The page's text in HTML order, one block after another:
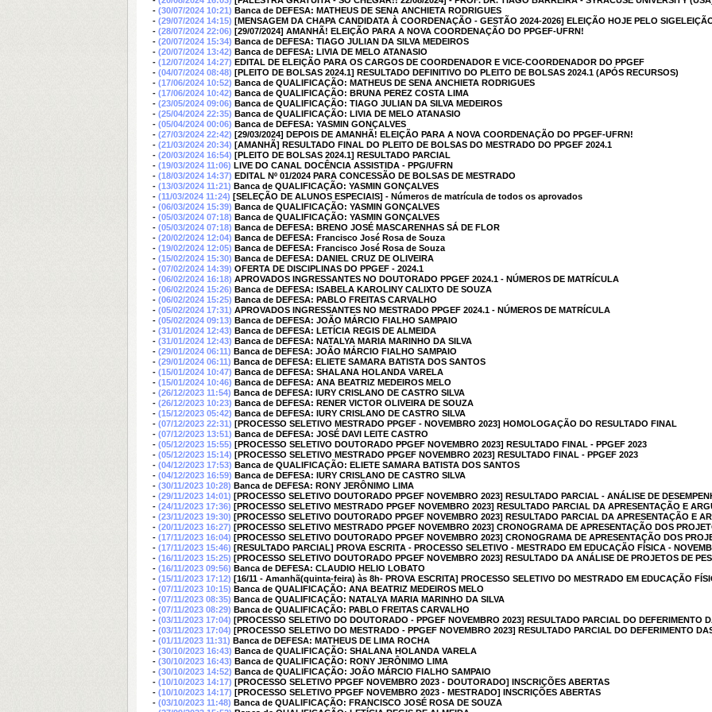
- (30/07/2024 10:21) Banca de DEFESA: MATHEUS DE SENA ANCHIETA RODRIGUES
- (29/07/2024 14:15) [MENSAGEM DA CHAPA CANDIDATA À COORDENAÇÃO - GESTÃO 2024-2026] ELEIÇÃO HOJE PELO
- (28/07/2024 22:06) [29/07/2024] AMANHÃ! ELEIÇÃO PARA A NOVA COORDENAÇÃO DO PPGEF-UFRN!
- (20/07/2024 15:34) Banca de DEFESA: TIAGO JULIAN DA SILVA MEDEIROS
- (20/07/2024 13:42) Banca de DEFESA: LIVIA DE MELO ATANASIO
- (12/07/2024 14:27) EDITAL DE ELEIÇÃO PARA OS CARGOS DE COORDENADOR E VICE-COORDENADOR DO PPGEF
- (04/07/2024 08:48) [PLEITO DE BOLSAS 2024.1] RESULTADO DEFINITIVO DO PLEITO DE BOLSAS 2024.1 (APÓS RECURSOS)
- (17/06/2024 10:52) Banca de QUALIFICAÇÃO: MATHEUS DE SENA ANCHIETA RODRIGUES
- (17/06/2024 10:42) Banca de QUALIFICAÇÃO: BRUNA PEREZ COSTA LIMA
- (23/05/2024 09:06) Banca de QUALIFICAÇÃO: TIAGO JULIAN DA SILVA MEDEIROS
- (25/04/2024 22:35) Banca de QUALIFICAÇÃO: LIVIA DE MELO ATANASIO
- (05/04/2024 00:06) Banca de DEFESA: YASMIN GONÇALVES
- (27/03/2024 22:42) [29/03/2024] DEPOIS DE AMANHÃ! ELEIÇÃO PARA A NOVA COORDENAÇÃO DO PPGEF-UFRN!
- (21/03/2024 20:34) [AMANHÃ] RESULTADO FINAL DO PLEITO DE BOLSAS DO MESTRADO DO PPGEF 2024.1
- (20/03/2024 16:54) [PLEITO DE BOLSAS 2024.1] RESULTADO PARCIAL
- (19/03/2024 11:06) LIVE DO CANAL DOCÊNCIA ASSISTIDA - PPG/UFRN
- (18/03/2024 14:37) EDITAL Nº 01/2024 PARA CONCESSÃO DE BOLSAS DE MESTRADO
- (13/03/2024 11:21) Banca de QUALIFICAÇÃO: YASMIN GONÇALVES
- (11/03/2024 11:24) [SELEÇÃO DE ALUNOS ESPECIAIS] - Números de matrícula de todos os aprovados
- (06/03/2024 15:39) Banca de QUALIFICAÇÃO: YASMIN GONÇALVES
- (05/03/2024 07:18) Banca de QUALIFICAÇÃO: YASMIN GONÇALVES
- (05/03/2024 07:18) Banca de DEFESA: BRENO JOSÉ MASCARENHAS SÁ DE FLOR
- (20/02/2024 12:04) Banca de DEFESA: Francisco José Rosa de Souza
- (19/02/2024 12:05) Banca de DEFESA: Francisco José Rosa de Souza
- (15/02/2024 15:30) Banca de DEFESA: DANIEL CRUZ DE OLIVEIRA
- (07/02/2024 14:39) OFERTA DE DISCIPLINAS DO PPGEF - 2024.1
- (06/02/2024 16:18) APROVADOS INGRESSANTES NO DOUTORADO PPGEF 2024.1 - NÚMEROS DE MATRÍCULA
- (06/02/2024 15:26) Banca de DEFESA: ISABELA KAROLINY CALIXTO DE SOUZA
- (06/02/2024 15:25) Banca de DEFESA: PABLO FREITAS CARVALHO
- (05/02/2024 17:31) APROVADOS INGRESSANTES NO MESTRADO PPGEF 2024.1 - NÚMEROS DE MATRÍCULA
- (05/02/2024 09:13) Banca de DEFESA: JOÃO MÁRCIO FIALHO SAMPAIO
- (31/01/2024 12:43) Banca de DEFESA: LETÍCIA REGIS DE ALMEIDA
- (31/01/2024 12:43) Banca de DEFESA: NATALYA MARIA MARINHO DA SILVA
- (29/01/2024 06:11) Banca de DEFESA: JOÃO MÁRCIO FIALHO SAMPAIO
- (29/01/2024 06:11) Banca de DEFESA: ELIETE SAMARA BATISTA DOS SANTOS
- (15/01/2024 10:47) Banca de DEFESA: SHALANA HOLANDA VARELA
- (15/01/2024 10:46) Banca de DEFESA: ANA BEATRIZ MEDEIROS MELO
- (26/12/2023 11:54) Banca de DEFESA: IURY CRISLANO DE CASTRO SILVA
- (26/12/2023 10:23) Banca de DEFESA: RENER VICTOR OLIVEIRA DE SOUZA
- (15/12/2023 05:42) Banca de DEFESA: IURY CRISLANO DE CASTRO SILVA
- (07/12/2023 22:31) [PROCESSO SELETIVO MESTRADO PPGEF - NOVEMBRO 2023] HOMOLOGAÇÃO DO RESULTADO FINAL
- (07/12/2023 13:51) Banca de DEFESA: JOSÉ DAVI LEITE CASTRO
- (05/12/2023 15:55) [PROCESSO SELETIVO DOUTORADO PPGEF NOVEMBRO 2023] RESULTADO FINAL - PPGEF 2023
- (05/12/2023 15:14) [PROCESSO SELETIVO MESTRADO PPGEF NOVEMBRO 2023] RESULTADO FINAL - PPGEF 2023
- (04/12/2023 17:53) Banca de QUALIFICAÇÃO: ELIETE SAMARA BATISTA DOS SANTOS
- (04/12/2023 16:59) Banca de DEFESA: IURY CRISLANO DE CASTRO SILVA
- (30/11/2023 10:28) Banca de DEFESA: RONY JERÔNIMO LIMA
- (29/11/2023 14:01) [PROCESSO SELETIVO DOUTORADO PPGEF NOVEMBRO 2023] RESULTADO PARCIAL - ANÁLISE DE
- (24/11/2023 17:36) [PROCESSO SELETIVO MESTRADO PPGEF NOVEMBRO 2023] RESULTADO PARCIAL DA APRESENTAÇÃO E
- (23/11/2023 19:30) [PROCESSO SELETIVO DOUTORADO PPGEF NOVEMBRO 2023] RESULTADO PARCIAL DA APRESENTAÇÃO E
- (20/11/2023 16:27) [PROCESSO SELETIVO MESTRADO PPGEF NOVEMBRO 2023] CRONOGRAMA DE APRESENTAÇÃO DOS
- (17/11/2023 16:04) [PROCESSO SELETIVO DOUTORADO PPGEF NOVEMBRO 2023] CRONOGRAMA DE APRESENTAÇÃO DOS
- (17/11/2023 15:46) [RESULTADO PARCIAL] PROVA ESCRITA - PROCESSO SELETIVO - MESTRADO EM EDUCAÇÃO FÍSICA -
- (16/11/2023 15:25) [PROCESSO SELETIVO DOUTORADO PPGEF NOVEMBRO 2023] RESULTADO DA ANÁLISE DE PROJETOS DE
- (16/11/2023 09:56) Banca de DEFESA: CLAUDIO HELIO LOBATO
- (15/11/2023 17:12) [16/11 - Amanhã(quinta-feira) às 8h- PROVA ESCRITA] PROCESSO SELETIVO DO MESTRADO EM EDUCAÇÃO
- (07/11/2023 10:15) Banca de QUALIFICAÇÃO: ANA BEATRIZ MEDEIROS MELO
- (07/11/2023 08:35) Banca de QUALIFICAÇÃO: NATALYA MARIA MARINHO DA SILVA
- (07/11/2023 08:29) Banca de QUALIFICAÇÃO: PABLO FREITAS CARVALHO
- (03/11/2023 17:04) [PROCESSO SELETIVO DO DOUTORADO - PPGEF NOVEMBRO 2023] RESULTADO PARCIAL DO DEFERIMENTO
- (03/11/2023 17:04) [PROCESSO SELETIVO DO MESTRADO - PPGEF NOVEMBRO 2023] RESULTADO PARCIAL DO DEFERIMENTO
- (01/11/2023 11:31) Banca de DEFESA: MATHEUS DE LIMA ROCHA
- (30/10/2023 16:43) Banca de QUALIFICAÇÃO: SHALANA HOLANDA VARELA
- (30/10/2023 16:43) Banca de QUALIFICAÇÃO: RONY JERÔNIMO LIMA
- (30/10/2023 14:52) Banca de QUALIFICAÇÃO: JOÃO MÁRCIO FIALHO SAMPAIO
- (10/10/2023 14:17) [PROCESSO SELETIVO PPGEF NOVEMBRO 2023 - DOUTORADO] INSCRIÇÕES ABERTAS
- (10/10/2023 14:17) [PROCESSO SELETIVO PPGEF NOVEMBRO 2023 - MESTRADO] INSCRIÇÕES ABERTAS
- (03/10/2023 11:48) Banca de QUALIFICAÇÃO: FRANCISCO JOSÉ ROSA DE SOUZA